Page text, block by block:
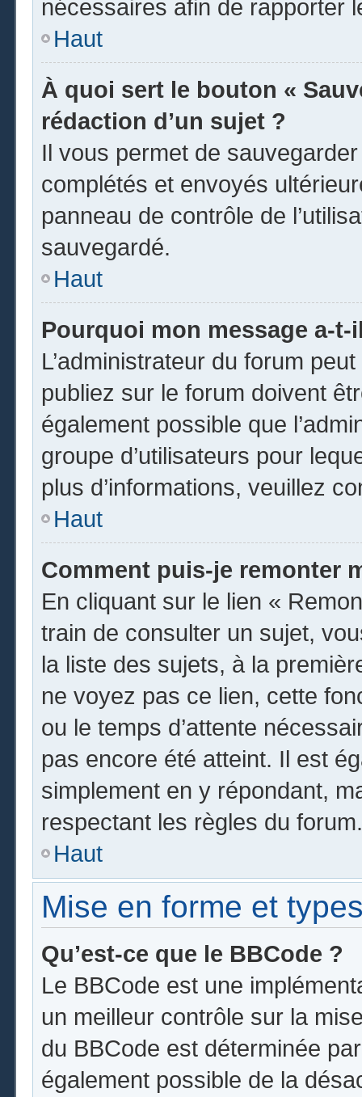
nécessaires afin de rapporter
Haut
À quoi sert le bouton «
rédaction d’un sujet ?
Il vous permet de
complétés et envoyés
panneau de contrôle de
sauvegardé.
Haut
Pourquoi mon message a-
L’administrateur du forum
publiez sur le forum doivent
également possible que
groupe d’utilisateurs pour
plus d’informations, veuillez
Haut
Comment puis-je remonter
En cliquant sur le lien «
train de consulter un sujet,
la liste des sujets, à la
ne voyez pas ce lien, cette
ou le temps d’attente
pas encore été atteint. Il est
simplement en y répondant,
respectant les règles du forum.
Haut
Mise en forme et
Qu’est-ce que le BBCode ?
Le BBCode est une
un meilleur contrôle sur la
du BBCode est déterminée
également possible de la